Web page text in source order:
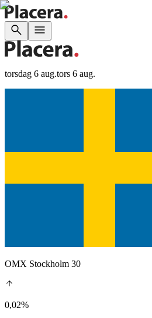
torsdag 6 aug.tors 6 aug.
OMX Stockholm 30
0,02%